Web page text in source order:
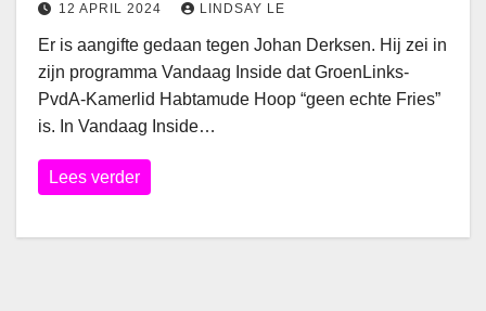
12 APRIL 2024 LINDSAY LE
Er is aangifte gedaan tegen Johan Derksen. Hij zei in
zijn programma Vandaag Inside dat GroenLinks-
PvdA-Kamerlid Habtamude Hoop “geen echte Fries”
is. In Vandaag Inside…
Lees verder